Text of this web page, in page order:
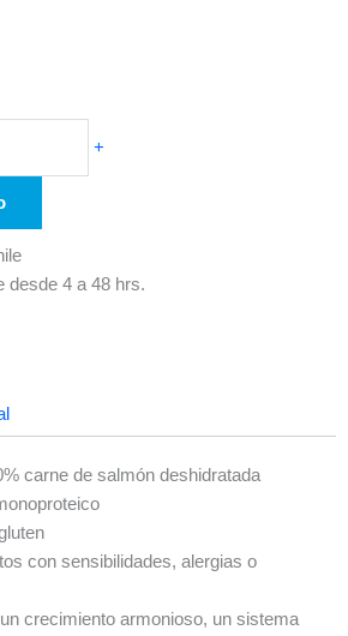
+
desde 4 a 48 hrs.
carne de salmón deshidratada
con sensibilidades, alergias o
crecimiento armonioso, un sistema